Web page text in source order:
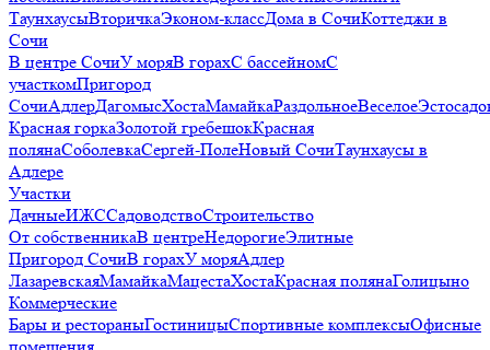
ТаунхаусыВторичкаЭконом-классДома в СочиКоттеджи в
Сочи
В центре СочиУ моряВ горахС бассейномС
участкомПригород
СочиАдлерДагомысХостаМамайкаРаздольноеВеселое
Красная горкаЗолотой гребешокКрасная
полянаСоболевкаСергей-ПолеНовый СочиТаунхаусы в
Адлере
Участки
ДачныеИЖССадоводствоСтроительство
От собственникаВ центреНедорогиеЭлитные
Пригород СочиВ горахУ моряАдлер
ЛазаревскаяМамайкаМацестаХостаКрасная полянаГолицыно
Коммерческие
Бары и рестораныГостиницыСпортивные комплексыОфисные
помещения